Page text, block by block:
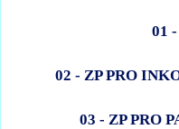
01
02 - ZP PRO
03 - ZP PRO